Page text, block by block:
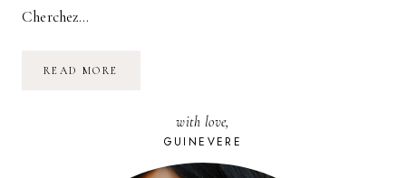
Cherchez…
READ MORE
BLEUE
with love,
GUINEVERE